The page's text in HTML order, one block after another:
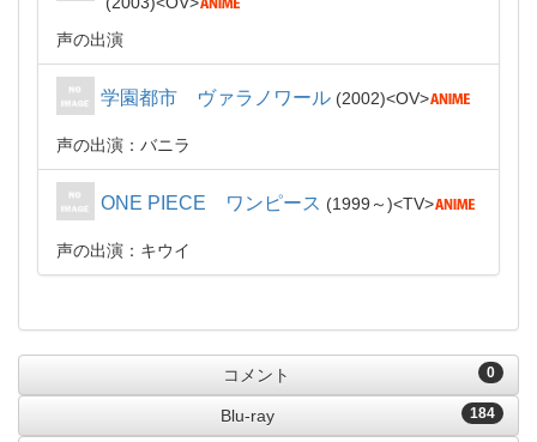
声の出演
学園都市 ヴァラノワール 2002 OV
声の出演：バニラ
ONE PIECE ワンピース 1999～ TV
声の出演：キウイ
0
コメント
184
Blu-ray